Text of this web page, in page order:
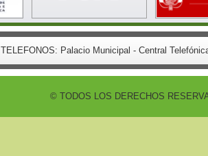
TELEFONOS: Palacio Municipal - Central
© TODOS LOS DERECHOS